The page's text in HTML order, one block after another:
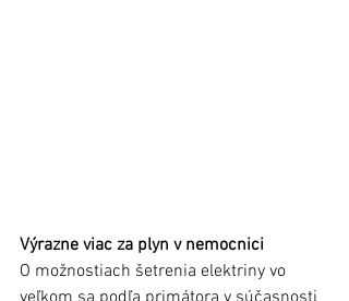
Výrazne viac za plyn v nemocnici
O možnostiach šetrenia elektriny vo